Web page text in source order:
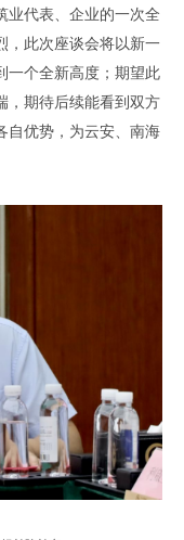
业代表、 企业的一次全
， 此次座谈会将以新一
一个全新高度 ； 期望此
， 期待后续能看到双方
自优势 ， 为云安、南海